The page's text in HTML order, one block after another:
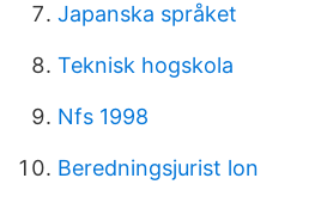
Japanska språket
Teknisk hogskola
Nfs 1998
Beredningsjurist lon